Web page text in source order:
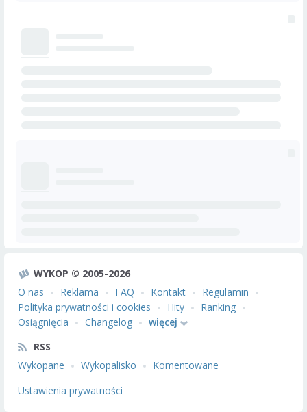
WYKOP © 2005-2026
O nas
Reklama FAQ Kontakt
Regulamin
Polityka prywatności i cookies
Hity
Ranking
Osiągnięcia
Changelog
więcej
RSS
Wykopane
Wykopalisko
Komentowane
Ustawienia prywatności